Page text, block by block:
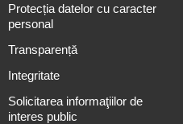
Protecția datelor cu caracter
personal
Transparență
Integritate
Solicitarea informaţiilor de
interes public